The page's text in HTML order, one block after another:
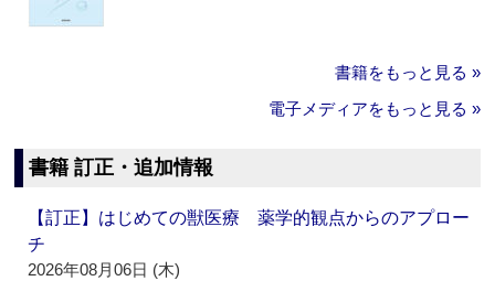
書籍をもっと見る »
電子メディアをもっと見る »
書籍 訂正・追加情報
【訂正】はじめての獣医療 薬学的観点からのアプロー
チ
2026年08月06日 (木)